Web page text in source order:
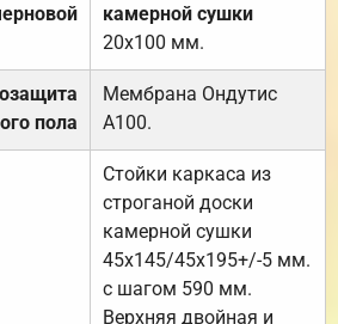
камерной сушки
20х100 мм.
пола
Мембрана Ондутис
А100.
Стойки каркаса из
строганой доски
камерной сушки
45х145/45х195+/-5 мм.
с шагом 590 мм.
Верхняя двойная и